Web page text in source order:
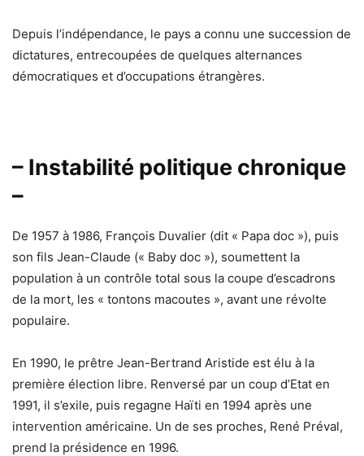
Depuis l’indépendance, le pays a connu une succession de
dictatures, entrecoupées de quelques alternances
démocratiques et d’occupations étrangères.
– Instabilité politique chronique
–
De 1957 à 1986, François Duvalier (dit « Papa doc »), puis
son fils Jean-Claude (« Baby doc »), soumettent la
population à un contrôle total sous la coupe d’escadrons
de la mort, les « tontons macoutes », avant une révolte
populaire.
En 1990, le prêtre Jean-Bertrand Aristide est élu à la
première élection libre. Renversé par un coup d’Etat en
1991, il s’exile, puis regagne Haïti en 1994 après une
intervention américaine. Un de ses proches, René Préval,
prend la présidence en 1996.